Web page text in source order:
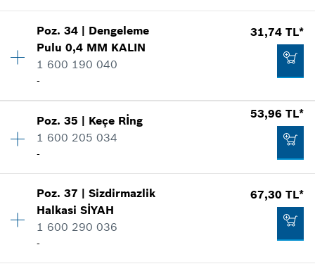
170,16 TL*
Fiyatlara KDV dahildir.
Şekli göster
31,74 TL*
*Fiyatlara KDV dahildir.
Miktar 1
Fiyat grubu:10
Yedek parça bilgisi
Şekli göster
31,74 TL*
*Fiyatlara KDV dahildir.
Poz.34 | Dengeleme
Pulu 0,4 MM KALIN
1 600 190 040
-
31,74 TL*
Miktar 1
Fiyat grubu:10
Nerede kullanıldı.
Şekli göster
Poz.35 | Keçe Rİng
1 600 205 034
-
53,96 TL*
Miktar 1
Fiyat grubu:11
Yedek parça bilgisi
Şekli göster
Poz.37 |Sizdirmazlik
Halkasi SİYAH
1 600 290 036
-
67,30 TL*